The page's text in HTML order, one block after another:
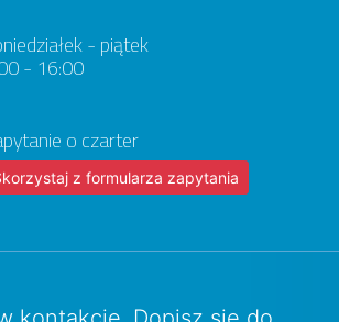
- piątek
- 16:00
o czarter
z formularza zapytania